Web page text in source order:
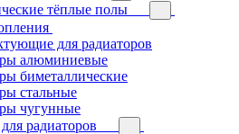
тёплые полы
для радиаторов
алюминиевые
биметаллические
стальные
чугунные
радиаторов